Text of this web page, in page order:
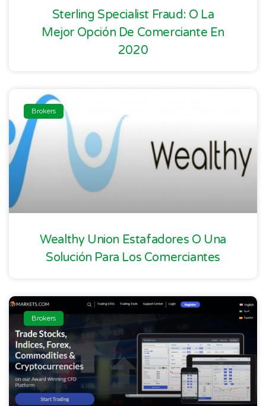
Sterling Specialist Fraud: O La
Mejor Opción De Comerciante En
2020
Brokers
Wealthy Union Estafadores O Una
Solución Para Los Comerciantes
Brokers